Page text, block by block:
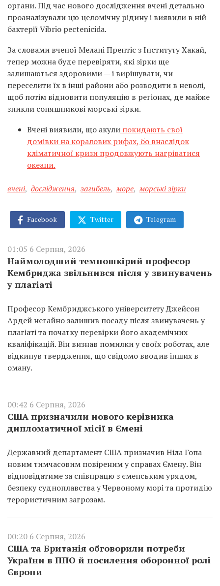
органи. Під час нового дослідження вчені детально
проаналізували цю целомічну рідину і виявили в ній
бактерії Vibrio pectenicida.
За словами вченої Мелані Прентіс з Інституту Хакай,
тепер можна буде перевіряти, які зірки ще
залишаються здоровими — і вирішувати, чи
переселити їх в інші райони або розводити в неволі,
щоб потім відновити популяцію в регіонах, де майже
зникли соняшникові морські зірки.
Вчені виявили, що акули покидають свої
домівки на коралових рифах, бо внаслідок
кліматичної кризи продовжують нагріватися
океани.
вчені, дослідження, загибель, море, морські зірки
Facebook Twitter Telegram
01:05 6 Серпня, 2026
Наймолодший темношкірий професор
Кембриджа звільнився після у звинувачень
у плагіаті
Професор Кембриджського університету Джейсон
Ардей негайно залишив посаду після звинувачень у
плагіаті та початку перевірки його академічних
кваліфікацій. Він визнав помилки у своїх роботах, але
відкинув твердження, що свідомо вводив інших в
оману.
00:42 6 Серпня, 2026
США призначили нового керівника
дипломатичної місії в Ємені
Державний департамент США призначив Ніла Гопа
новим тимчасовим повіреним у справах Ємену. Він
відповідатиме за співпрацю з єменським урядом,
безпеку судноплавства у Червоному морі та протидію
терористичним загрозам.
00:20 6 Серпня, 2026
США та Британія обговорили потреби
України в ППО й посилення оборонної ролі
Європи